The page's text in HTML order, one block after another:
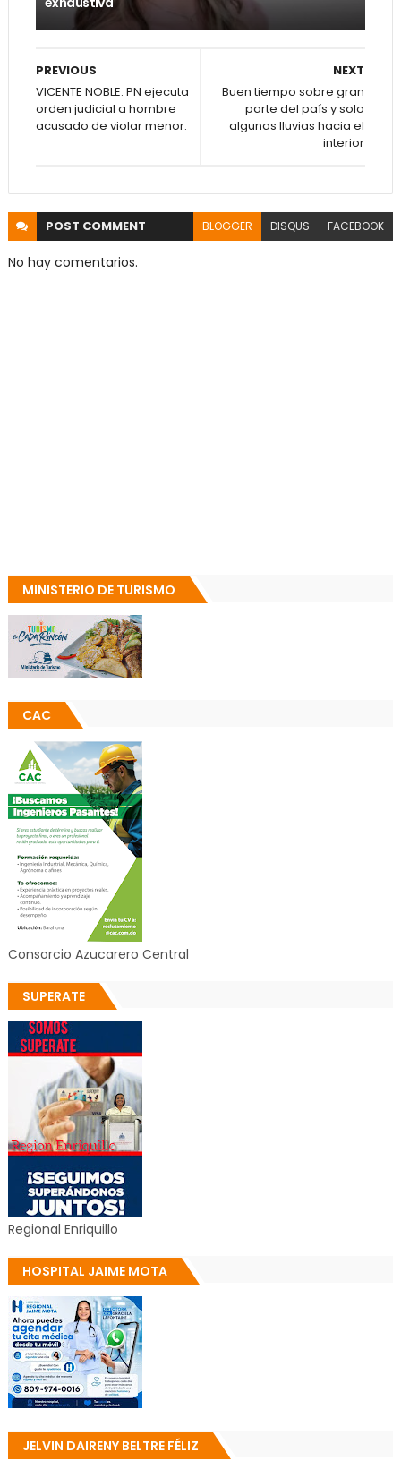
NEXT
Buen tiempo sobre gran
parte del país y solo
algunas lluvias hacia el
interior
PREVIOUS
VICENTE NOBLE: PN ejecuta
orden judicial a hombre
acusado de violar menor.
POST COMMENT BLOGGER DISQUS FACEBOOK
No hay comentarios.
MINISTERIO DE TURISMO
CAC
Consorcio Azucarero Central
SUPERATE
Regional Enriquillo
HOSPITAL JAIME MOTA
JELVIN DAIRENY BELTRE FÉLIZ